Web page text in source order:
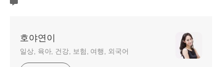
호야연이
일상, 육아, 건강, 보험, 여행, 외국어